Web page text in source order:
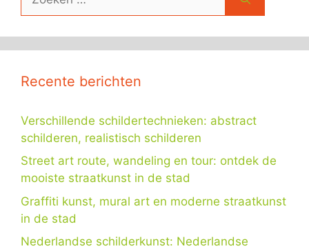
naar:
Recente berichten
Verschillende schildertechnieken: abstract
schilderen, realistisch schilderen
Street art route, wandeling en tour: ontdek de
mooiste straatkunst in de stad
Graffiti kunst, mural art en moderne straatkunst
in de stad
Nederlandse schilderkunst: Nederlandse